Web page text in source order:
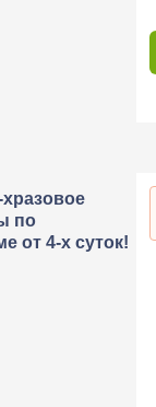
по
от 4-х суток!